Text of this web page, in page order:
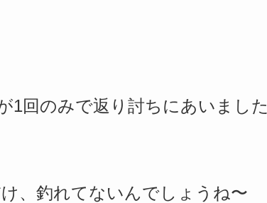
1回のみで返り討ちにあいました
、釣れてないんでしょうね〜